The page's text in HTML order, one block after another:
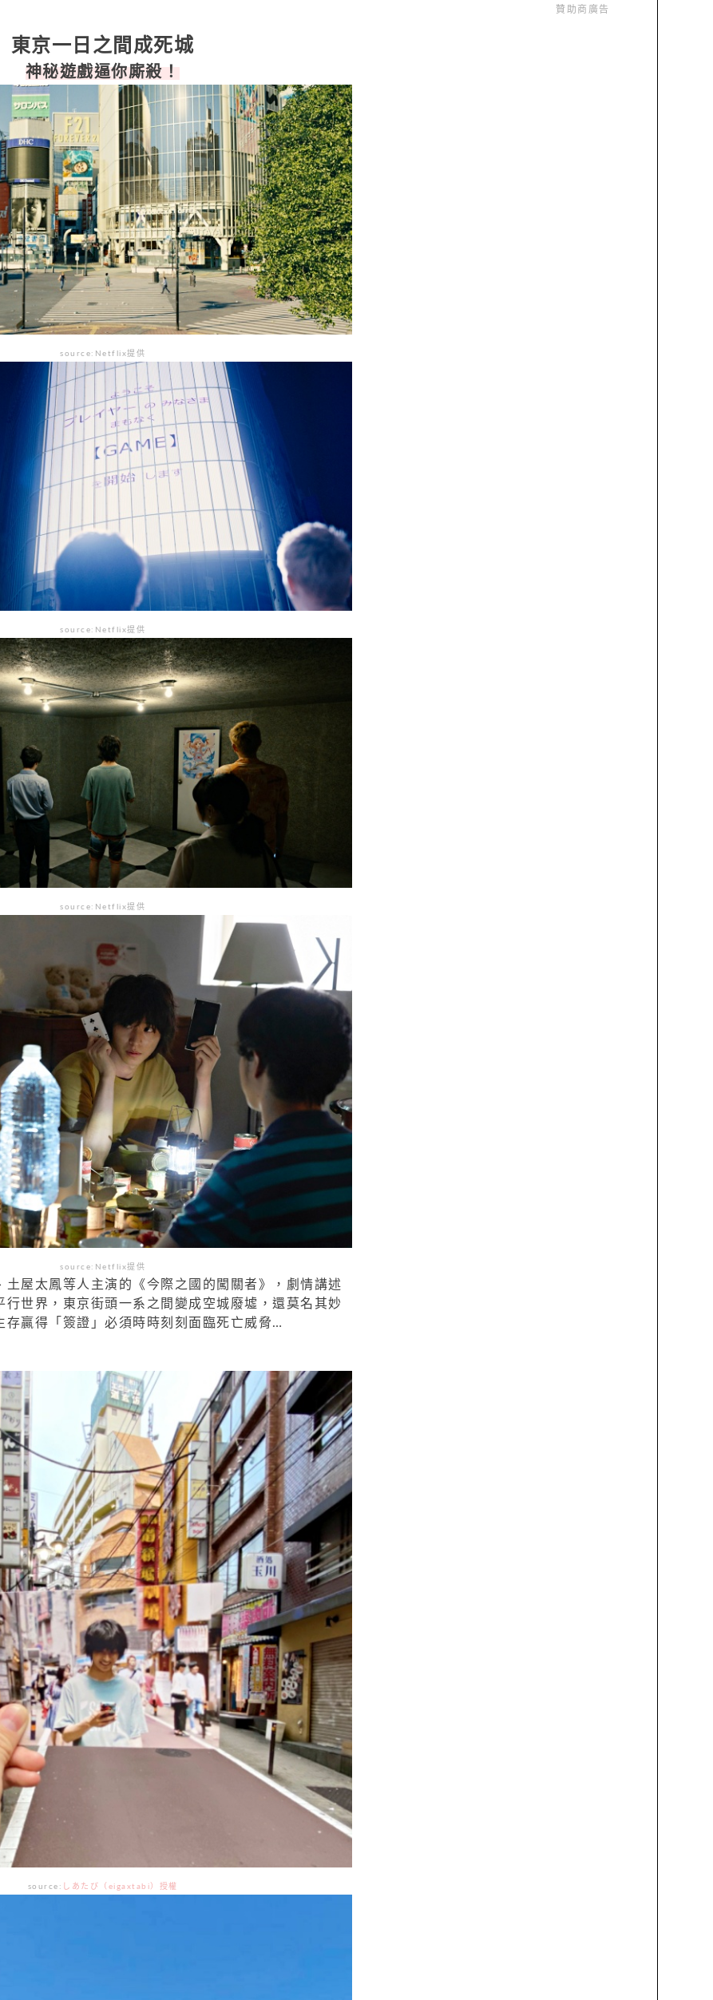
東京一日之間成死城
神秘遊戲逼你廝殺！
source:Netflix提供
source:Netflix提供
source:Netflix提供
source:Netflix提供
土屋太鳳等人主演的《今際之國的闖關者》，劇情講述
行世界，東京街頭一系之間變成空城廢墟，還莫名其妙
存贏得「簽證」必須時時刻刻面臨死亡威脅…
source: しあたび（eigaxtabi）授權
贊助商廣告